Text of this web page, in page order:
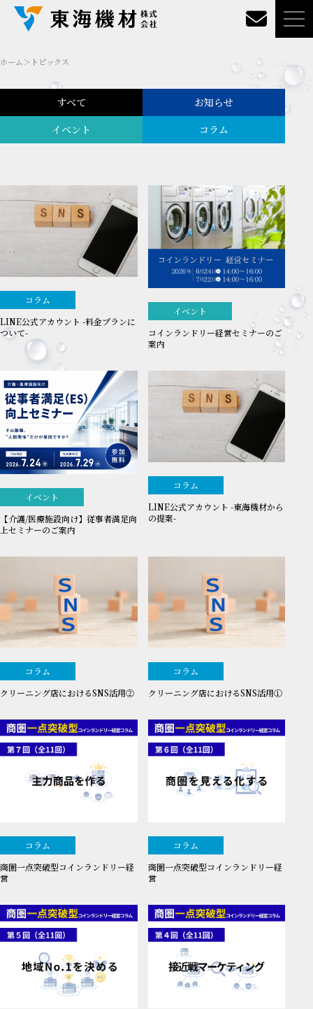
ホーム＞ トピックス
すべて
お知らせ
イベント
コラム
コラム
LINE公式アカウント -料金プランに
ついて-
イベント
コインランドリー経営セミナーのご
案内
イベント
【介護/医療施設向け】従事者満足向
上セミナーのご案内
コラム
LINE公式アカウント -東海機材から
の提案-
コラム
クリーニング店におけるSNS活用②
コラム
クリーニング店におけるSNS活用①
コラム
商圏一点突破型コインランドリー経
営
コラム
商圏一点突破型コインランドリー経
営